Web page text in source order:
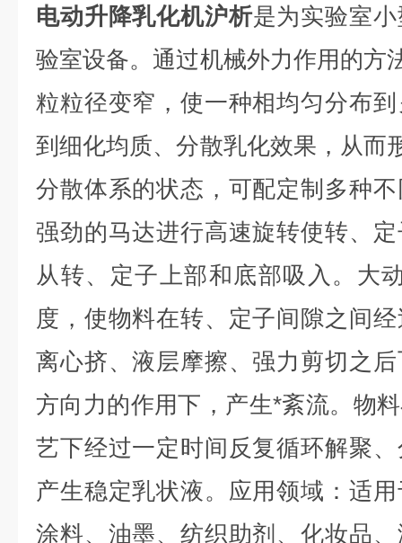
电动升降乳化机沪析是为实验室
验室设备。通过机械外力作用的方
粒粒径变窄，使一种相均匀分布
到细化均质、分散乳化效果，从而
分散体系的状态，可配定制多种
强劲的马达进行高速旋转使转、
从转、定子上部和底部吸入。大
度，使物料在转、定子间隙之间
离心挤、液层摩擦、强力剪切之
方向力的作用下，产生*紊流。物
艺下经过一定时间反复循环解聚
产生稳定乳状液。应用领域：适
涂料、油墨、纺织助剂、化妆品